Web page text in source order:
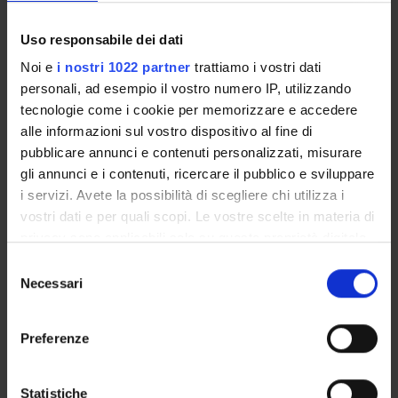
Uso responsabile dei dati
Noi e i nostri 1022 partner trattiamo i vostri dati
personali, ad esempio il vostro numero IP, utilizzando
tecnologie come i cookie per memorizzare e accedere
alle informazioni sul vostro dispositivo al fine di
pubblicare annunci e contenuti personalizzati, misurare
gli annunci e i contenuti, ricercare il pubblico e sviluppare
i servizi. Avete la possibilità di scegliere chi utilizza i
vostri dati e per quali scopi. Le vostre scelte in materia di
modificare o revocare il proprio consenso in qualsiasi
momento dalla Dichiarazione sui cookie o facendo clic
raccogliere informazioni sulla tua posizione
delNecessari
Preferenze
Statistiche
Academic Calendar
Degree Programme
Exam calendar
Notices
Thesis and internship proposals
Governing bodies
Faculty staff
STUDYING
People